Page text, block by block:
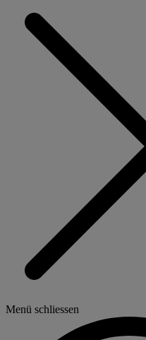
Menü schliessen